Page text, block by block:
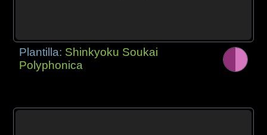
Plantilla: Shinkyoku Soukai
Polyphonica